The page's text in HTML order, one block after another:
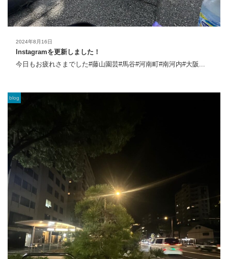
2024年8月16日
Instagramを更新しました！
今日もお疲れさまでした#藤山園芸#馬谷#河南町#南河内#大阪...
blog